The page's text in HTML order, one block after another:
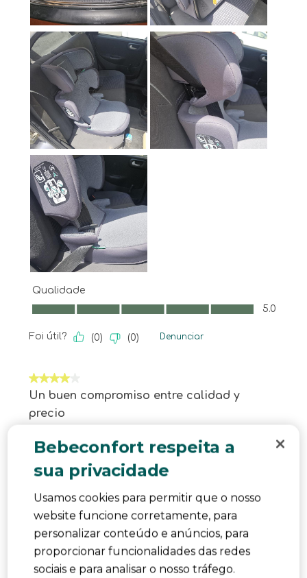
Bebeconfort respeita a
sua privacidade
Usamos cookies para permitir que o nosso
website funcione corretamente, para
personalizar conteúdo e anúncios, para
proporcionar funcionalidades das redes
sociais e para analisar o nosso tráfego.
Qualidade
Qualidade, 5.0 em 5
5.0
Foi útil? (0) (0) Denunciar
4 em 5 estrelas.
Un buen compromiso entre calidad y
precio
há um ano
Lo que más nos ha gustado es lo fácil que se
así que es perfecta para moverla entre coches o
guardarla sin problema, algo clave en nuestro
caso, ya que la usamos solo de forma esporádica
cuando viene de visita mi sobrina. Ha cumplido